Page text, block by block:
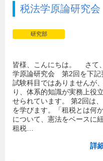
税法学原論研究
研究部
皆様、こんにちは。 さて
学原論研究会 第2回を下記
試験科目ではありませんが
り、体系的知識が実務上役
せられています。 第2回は
を学びます。「租税とは何
について、憲法をベースに
租税…
詳